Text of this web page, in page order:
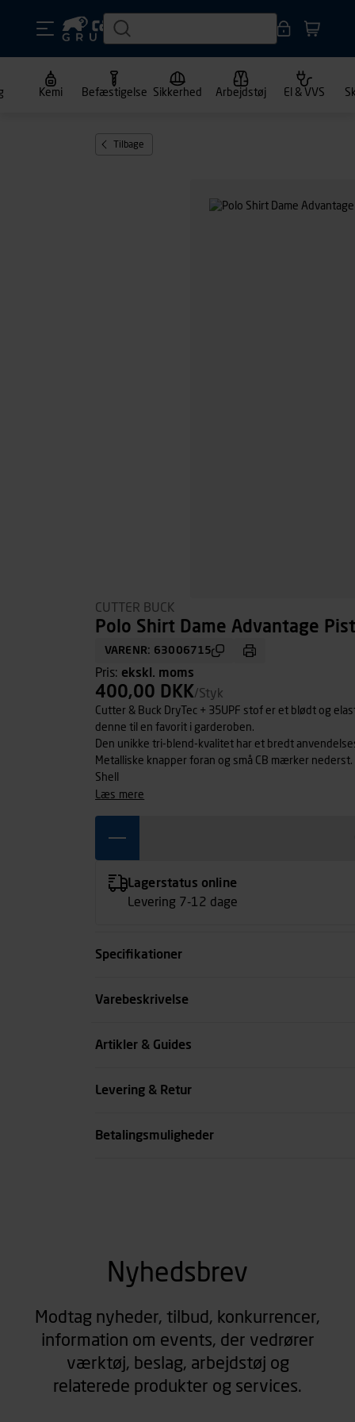
Kemi Befæstigelse Sikkerhed Arbejdstøj El & VVS
Tilbage
CUTTER BUCK
Polo Shirt Dame Advantage
VARENR: 63006715
Pris: ekskl. moms
400,00 DKK/Styk
Cutter & Buck DryTec + 35UPF stof er et blødt og
denne til en favorit i garderoben.
Den unikke tri-blend-kvalitet har et bredt
Metalliske knapper foran og små CB mærker nederst.
Shell
læs mere
Lagerstatus online
Levering 7-12 dage
Specifikationer
Farve
Varebeskrivelse
Artikler & Guides
Levering & Retur
Betalingsmuligheder
Nyhedsbrev
Modtag nyheder, tilbud, konkurrencer,
information om events, der vedrører
værktøj, beslag, arbejdstøj og
relaterede produkter og services.